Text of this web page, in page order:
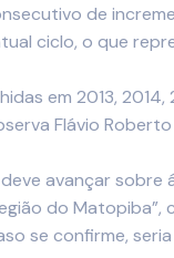
de
ciclo, o que
em 2013, 2014,
Flávio Roberto
avançar sobre
do Matopiba”,
se confirme,